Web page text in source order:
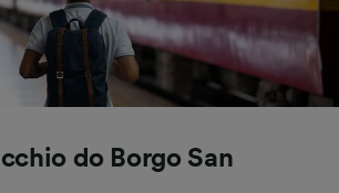
do Borgo San
process data to provide:
data. Actively scan
for identification. Store
information on a device.
advertising and content,